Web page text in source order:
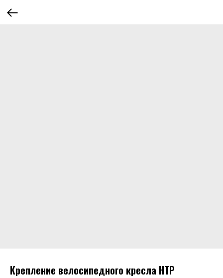
Крепление велосипедного кресла HTP